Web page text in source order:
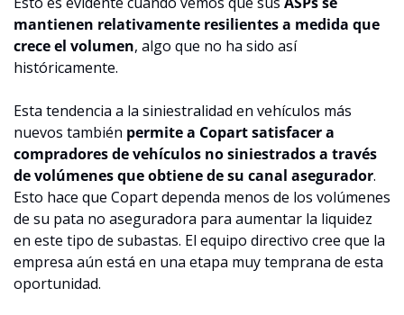
mantienen relativamente resilientes a medida que
crece el volumen, algo que no ha sido así
históricamente.
Esta tendencia a la siniestralidad en vehículos más
nuevos también permite a Copart satisfacer a
compradores de vehículos no siniestrados a través
de volúmenes que obtiene de su canal asegurador.
Esto hace que Copart dependa menos de los volúmenes
de su pata no aseguradora para aumentar la liquidez
en este tipo de subastas. El equipo directivo cree que la
empresa aún está en una etapa muy temprana de esta
oportunidad.